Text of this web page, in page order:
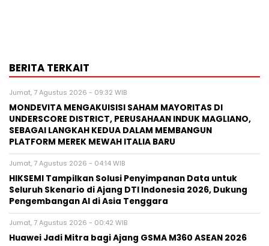
BERITA TERKAIT
Jumat, 7 Agustus 2026 - 09:32 WIB
MONDEVITA MENGAKUISISI SAHAM MAYORITAS DI
UNDERSCORE DISTRICT, PERUSAHAAN INDUK MAGLIANO,
SEBAGAI LANGKAH KEDUA DALAM MEMBANGUN
PLATFORM MEREK MEWAH ITALIA BARU
Jumat, 7 Agustus 2026 - 04:14 WIB
HIKSEMI Tampilkan Solusi Penyimpanan Data untuk
Seluruh Skenario di Ajang DTI Indonesia 2026, Dukung
Pengembangan AI di Asia Tenggara
Jumat, 7 Agustus 2026 - 00:42 WIB
Huawei Jadi Mitra bagi Ajang GSMA M360 ASEAN 2026